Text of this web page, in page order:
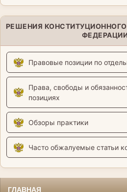
РЕШЕНИЯ
Правовые позиции по
Права, свободы и
позициях
Обзоры практики
Часто обжалуемые статьи
ГЛАВНАЯ